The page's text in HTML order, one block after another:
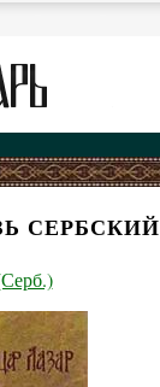
СЕРБСКИЙ